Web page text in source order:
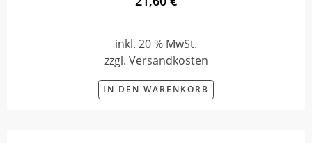
inkl. 20 % MwSt.
zzgl. Versandkosten
IN DEN WARENKORB